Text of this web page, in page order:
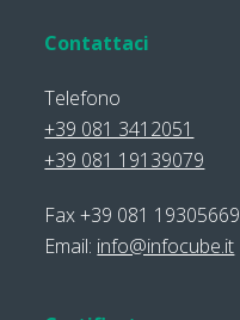
Contattaci
Telefono
+39 081 3412051
+39 081 19139079
Fax +39 081 19305669
Email: info@infocube.it